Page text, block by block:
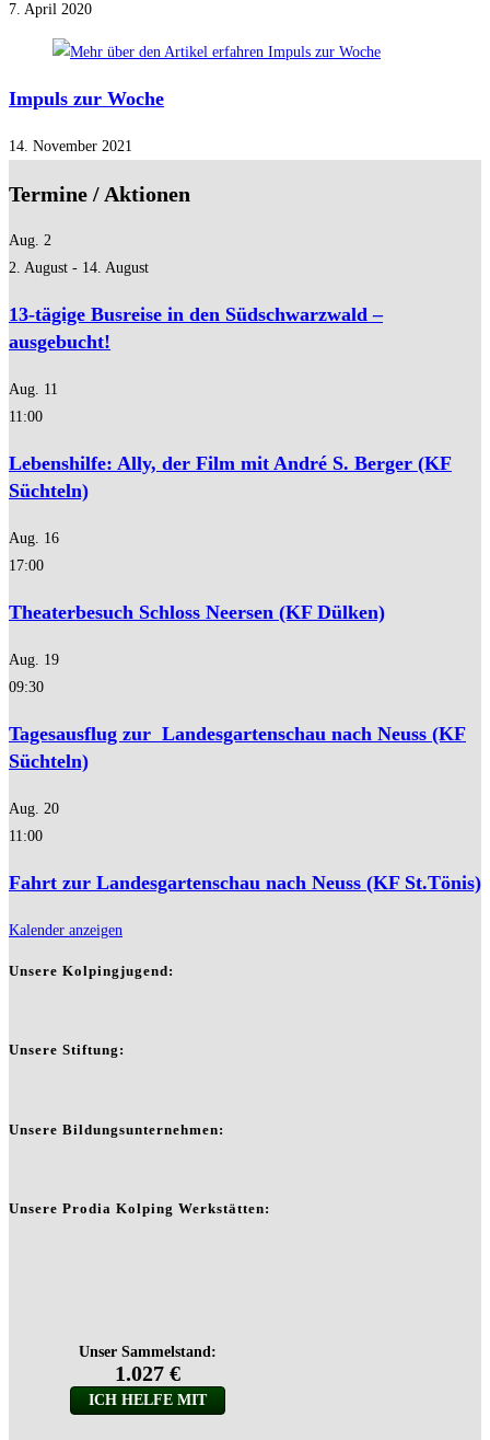
7. April 2020
Impuls zur Woche
14. November 2021
Termine / Aktionen
Aug. 2
2. August - 14. August
13-tägige Busreise in den Südschwarzwald –
ausgebucht!
Aug. 11
11:00
Lebenshilfe: Ally, der Film mit André S. Berger (KF
Süchteln)
Aug. 16
17:00
Theaterbesuch Schloss Neersen (KF Dülken)
Aug. 19
09:30
Tagesausflug zur Landesgartenschau nach Neuss (KF
Süchteln)
Aug. 20
11:00
Fahrt zur Landesgartenschau nach Neuss (KF St.Tönis)
Kalender anzeigen
Unsere Kolpingjugend:
Unsere Stiftung:
Unsere Bildungsunternehmen:
Unsere Prodia Kolping Werkstätten: